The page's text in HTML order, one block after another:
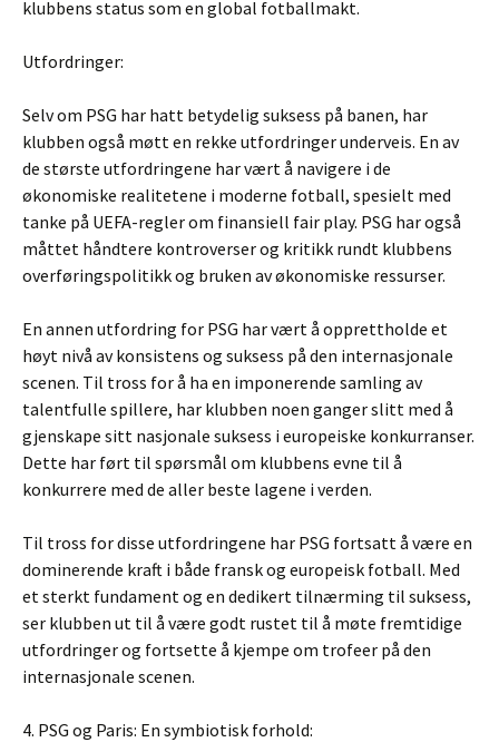
klubbens status som en global fotballmakt.
Utfordringer:
Selv om PSG har hatt betydelig suksess på banen, har
klubben også møtt en rekke utfordringer underveis. En av
de største utfordringene har vært å navigere i de
økonomiske realitetene i moderne fotball, spesielt med
tanke på UEFA-regler om finansiell fair play. PSG har også
måttet håndtere kontroverser og kritikk rundt klubbens
overføringspolitikk og bruken av økonomiske ressurser.
En annen utfordring for PSG har vært å opprettholde et
høyt nivå av konsistens og suksess på den internasjonale
scenen. Til tross for å ha en imponerende samling av
talentfulle spillere, har klubben noen ganger slitt med å
gjenskape sitt nasjonale suksess i europeiske konkurranser.
Dette har ført til spørsmål om klubbens evne til å
konkurrere med de aller beste lagene i verden.
Til tross for disse utfordringene har PSG fortsatt å være en
dominerende kraft i både fransk og europeisk fotball. Med
et sterkt fundament og en dedikert tilnærming til suksess,
ser klubben ut til å være godt rustet til å møte fremtidige
utfordringer og fortsette å kjempe om trofeer på den
internasjonale scenen.
4. PSG og Paris: En symbiotisk forhold: